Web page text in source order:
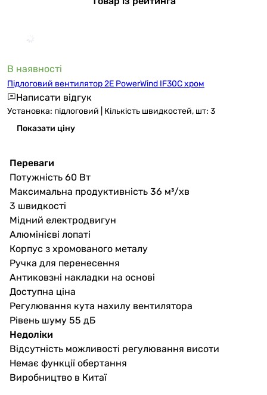
В наявності
Підлоговий вентилятор 2E PowerWind IF30C хром
Написати відгук
Установка: підлоговий | Кількість швидкостей, шт: 3
Показати ціну
Переваги
Потужність 60 Вт
Максимальна продуктивність 36 м³/хв
3 швидкості
Мідний електродвигун
Алюмінієві лопаті
Корпус з хромованого металу
Ручка для перенесення
Антиковзні накладки на основі
Доступна ціна
Регулювання кута нахилу вентилятора
Рівень шуму 55 дБ
Недоліки
Відсутність можливості регулювання висоти
Немає функції обертання
Виробництво в Китаї